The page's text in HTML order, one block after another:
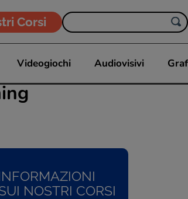
Corsi
Videogiochi Audiovisivi
NOSTRI CORSI